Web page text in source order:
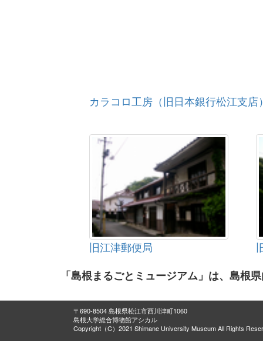
カラコロ工房（旧日本銀行松江支店
旧江津郵便局
「島根まるごとミュージアム」は、島根
〒690-8504 島根県松江市西川津町1060
島根大学総合博物館アシカル
Copyright（C）2021 Shimane University Museum All Rights